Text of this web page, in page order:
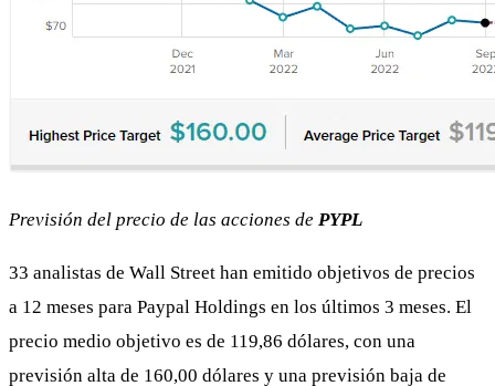
Previsión del precio de las acciones de PYPL
33 analistas de Wall Street han emitido objetivos de precios
a 12 meses para Paypal Holdings en los últimos 3 meses. El
precio medio objetivo es de 119,86 dólares, con una
previsión alta de 160,00 dólares y una previsión baja de